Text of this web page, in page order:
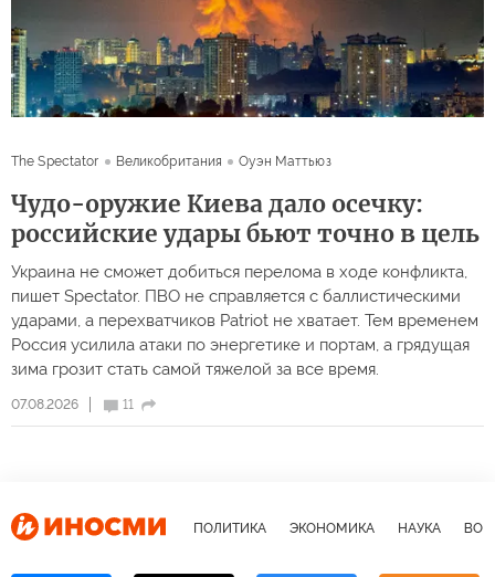
07.08.2026 11
The Spectator Великобритания Оуэн Маттьюз
Чудо-оружие Киева дало осечку:
российские удары бьют точно в цель
Украина не сможет добиться перелома в ходе конфликта,
пишет Spectator. ПВО не справляется с баллистическими
ударами, а перехватчиков Patriot не хватает. Тем временем
Россия усилила атаки по энергетике и портам, а грядущая
зима грозит стать самой тяжелой за все время.
ПОЛИТИКА ЭКОНОМИКА НАУКА